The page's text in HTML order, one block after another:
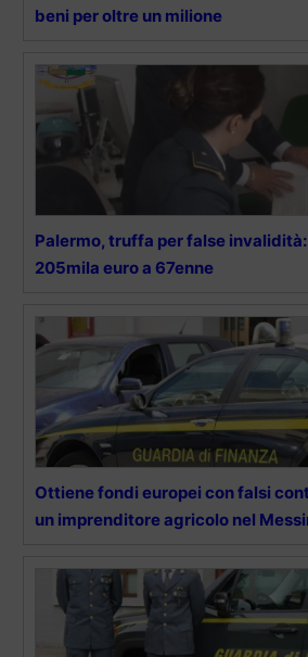
beni per oltre un milione
Palermo, truffa per false
205mila euro a 67enne
Ottiene fondi europei con falsi
un imprenditore agricolo nel